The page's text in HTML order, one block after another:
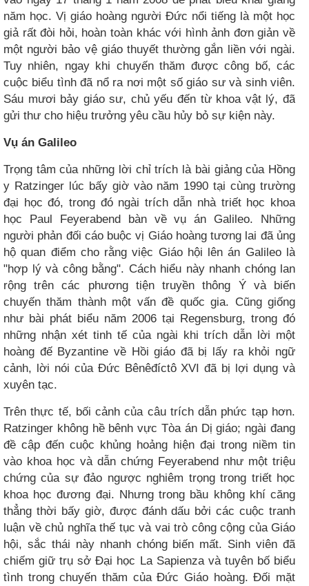
năm học. Vị giáo hoàng người Đức nổi tiếng là một học
giả rất đòi hỏi, hoàn toàn khác với hình ảnh đơn giản về
một người bảo vệ giáo thuyết thường gắn liền với ngài.
Tuy nhiên, ngay khi chuyến thăm được công bố, các
cuộc biểu tình đã nổ ra nơi một số giáo sư và sinh viên.
Sáu mươi bảy giáo sư, chủ yếu đến từ khoa vật lý, đã
gửi thư cho hiệu trưởng yêu cầu hủy bỏ sự kiện này.
Vụ án Galileo
Trọng tâm của những lời chỉ trích là bài giảng của Hồng
y Ratzinger lúc bấy giờ vào năm 1990 tại cùng trường
đại học đó, trong đó ngài trích dẫn nhà triết học khoa
học Paul Feyerabend bàn về vụ án Galileo. Những
người phản đối cáo buộc vị Giáo hoàng tương lai đã ủng
hộ quan điểm cho rằng việc Giáo hội lên án Galileo là
"hợp lý và công bằng". Cách hiểu này nhanh chóng lan
rộng trên các phương tiện truyền thông Ý và biến
chuyến thăm thành một vấn đề quốc gia. Cũng giống
như bài phát biểu năm 2006 tại Regensburg, trong đó
những nhận xét tinh tế của ngài khi trích dẫn lời một
hoàng đế Byzantine về Hồi giáo đã bị lấy ra khỏi ngữ
cảnh, lời nói của Đức Bênêđíctô XVI đã bị lợi dụng và
xuyên tạc.
Trên thực tế, bối cảnh của câu trích dẫn phức tạp hơn.
Ratzinger không hề bênh vực Tòa án Dị giáo; ngài đang
đề cập đến cuộc khủng hoảng hiện đại trong niềm tin
vào khoa học và dẫn chứng Feyerabend như một triệu
chứng của sự đảo ngược nghiêm trọng trong triết học
khoa học đương đại. Nhưng trong bầu không khí căng
thẳng thời bấy giờ, được đánh dấu bởi các cuộc tranh
luận về chủ nghĩa thế tục và vai trò công cộng của Giáo
hội, sắc thái này nhanh chóng biến mất. Sinh viên đã
chiếm giữ trụ sở Đại học La Sapienza và tuyên bố biểu
tình trong chuyến thăm của Đức Giáo hoàng. Đối mặt